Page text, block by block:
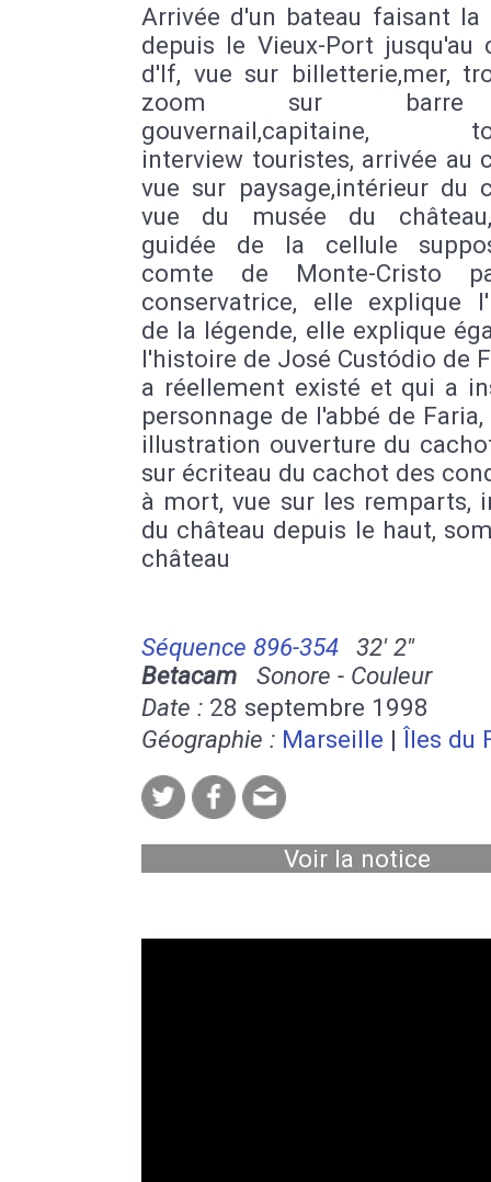
Arrivée d'un bateau faisant la
depuis le Vieux-Port jusqu'au
d'If, vue sur billetterie,mer,
zoom sur
gouvernail,capitaine,
interview touristes, arrivée au
vue sur paysage,intérieur du
vue du musée du
guidée de la cellule
comte de Monte-Cristo
conservatrice, elle explique
de la légende, elle explique
l'histoire de José Custódio de
a réellement existé et qui a
personnage de l'abbé de
illustration ouverture du
sur écriteau du cachot des
à mort, vue sur les remparts,
du château depuis le haut,
château
Séquence 896-354
32' 2''
Betacam Sonore - Couleur
Date : 28 septembre 1998
Géographie : Marseille | Îles du
Voir la notice